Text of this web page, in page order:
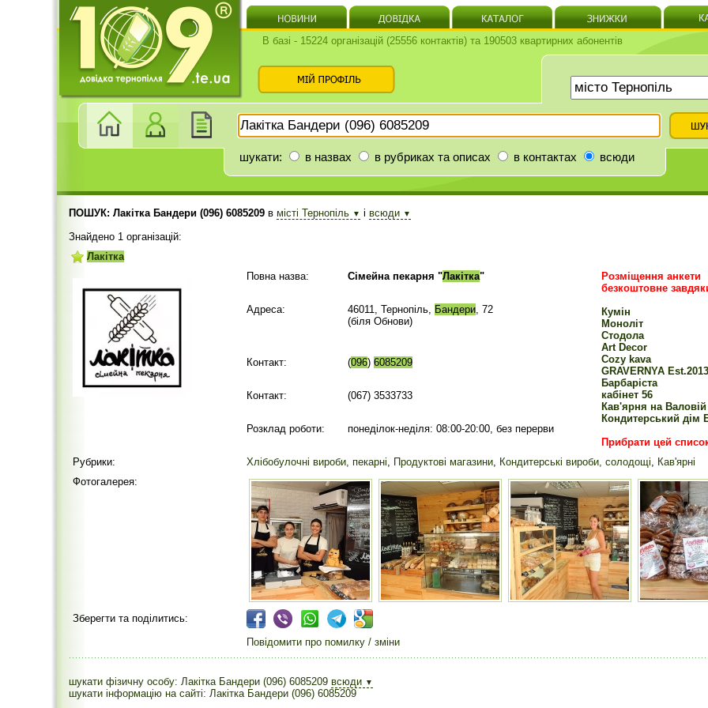
В базі - 15224 організацій (25556 контактів) та 190503 квартирних абонентів
шукати: в назвах в рубриках та описах в контактах всюди
ПОШУК: Лакітка Бандери (096) 6085209 в місті Тернопіль ▼ і всюди ▼
Знайдено 1 організацій:
Лакітка
Розміщення анкети
безкоштовне
Кумін
Моноліт
Стодола
Art Decor
Cozy kava
GRAVERNYA Est.2013
Барбаріста
кабінет 56
Кав'ярня на Валовій
Кондитерський дім
Прибрати цей
Повна назва: Cімейна пекарня "Лакітка"
Адреса: 46011, Тернопіль, Бандери, 72
(біля Обнови)
Контакт: (096) 6085209
Контакт: (067) 3533733
Розклад роботи: понеділок-неділя: 08:00-20:00, без перерви
Рубрики: Хлібобулочні вироби, пекарні, Продуктові магазини, Кондитерські вироби, солодощі, Кав'ярні
Фотогалерея:
Зберегти та поділитись:
Повідомити про помилку / зміни
шукати фізичну особу: Лакітка Бандери (096) 6085209 всюди ▼
шукати інформацію на сайті: Лакітка Бандери (096) 6085209